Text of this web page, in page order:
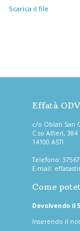
Scarica il file
Effatà ODV
c/o Oblati San
C.so Alfieri, 384
14100 ASTI
Telefono:
E-mail:
Come
Devolvendo il
Inserendo il